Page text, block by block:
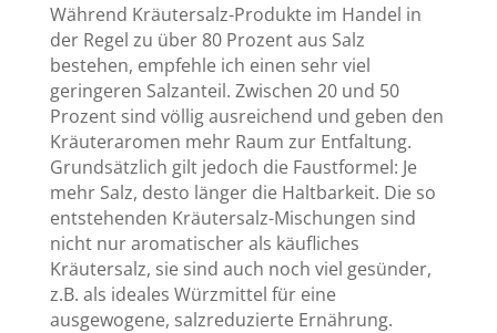
Während Kräutersalz-Produkte im Handel in
der Regel zu über 80 Prozent aus Salz
bestehen, empfehle ich einen sehr viel
geringeren Salzanteil. Zwischen 20 und 50
Prozent sind völlig ausreichend und geben den
Kräuteraromen mehr Raum zur Entfaltung.
Grundsätzlich gilt jedoch die Faustformel: Je
mehr Salz, desto länger die Haltbarkeit. Die so
entstehenden Kräutersalz-Mischungen sind
nicht nur aromatischer als käufliches
Kräutersalz, sie sind auch noch viel gesünder,
z.B. als ideales Würzmittel für eine
ausgewogene, salzreduzierte Ernährung.